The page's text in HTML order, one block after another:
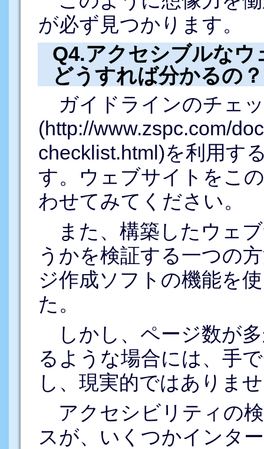
が必ず見つかります。
Q4.アクセシブルな
どうすれば分かるの？
ガイドラインのチェ
(http://www.zspc.com/
checklist.html)を利用す
す。ウェブサイトをこ
わせてみてください。
また、構築したウェ
うかを検証する一つの
ジ作成ソフトの機能を
た。
しかし、ページ数が
るような場合には、手
し、現実的ではありま
アクセシビリティの
スが、いくつかインタ